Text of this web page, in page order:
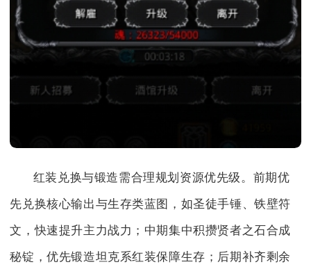
红装兑换与锻造需合理规划资源优先级。前期优
先兑换核心输出与生存类蓝图，如圣徒手锤、铁壁符
文，快速提升主力战力；中期集中积攒贤者之石合成
秘锭，优先锻造坦克系红装保障生存；后期补齐剩余